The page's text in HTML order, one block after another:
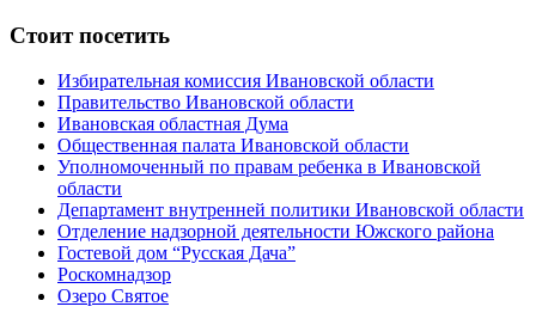
Стоит посетить
Избирательная комиссия Ивановской области
Правительство Ивановской области
Ивановская областная Дума
Общественная палата Ивановской области
Уполномоченный по правам ребенка в Ивановской
области
Департамент внутренней политики Ивановской области
Отделение надзорной деятельности Южского района
Гостевой дом “Русская Дача”
Роскомнадзор
Озеро Святое